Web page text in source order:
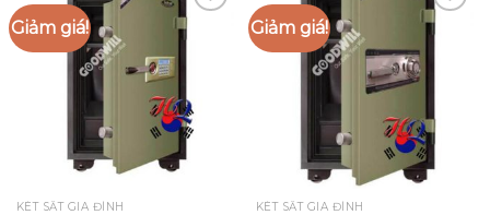
Giảm giá!
Add to
Wishlist
KÉT SẮT GIA ĐÌNH
Giảm giá!
Add to
KÉT SẮT GIA ĐÌNH